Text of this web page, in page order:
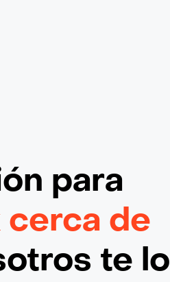
para
de
te lo